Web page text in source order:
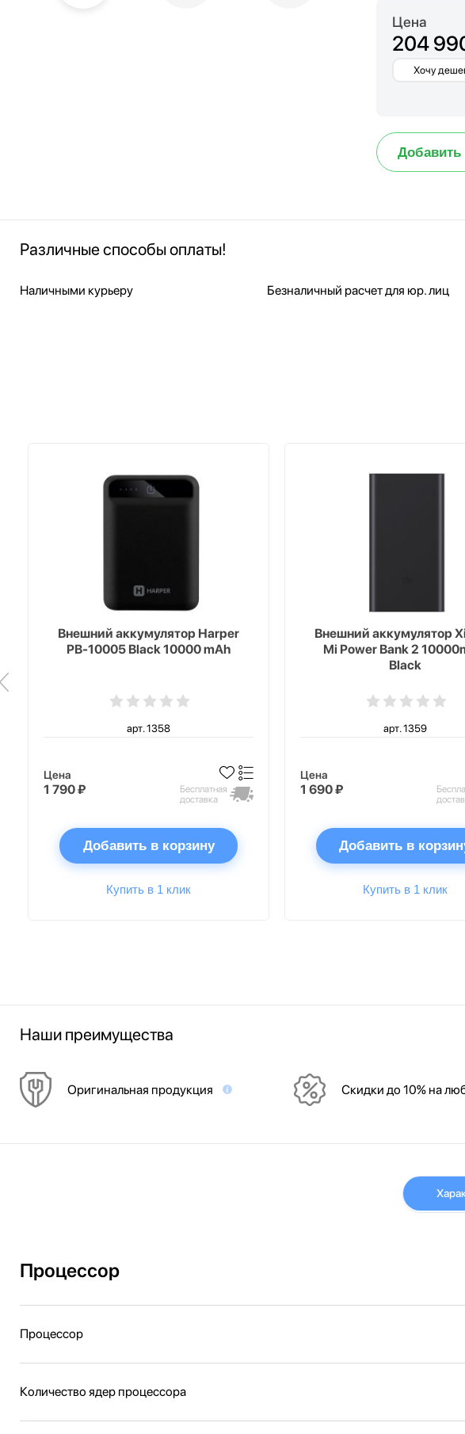
Цена
204
Хочу
Добавить
Различные способы оплаты!
Наличными курьеру Безналичный расчет для юр. лиц
Внешний аккумулятор Harper
PB-10005 Black 10000 mAh
арт. 1358
Цена
1 790 ₽
Бесплатная
доставка
Добавить в корзину
Купить в 1 клик
Внешний аккумулятор
Mi Power Bank 2
Black
арт. 1359
Цена
1 690 ₽
Добавить в
Купить в 1 клик
Наши преимущества
Оригинальная продукция Скидки до 10% на
Процессор
Процессор
Количество ядер процессора